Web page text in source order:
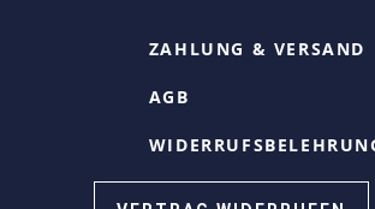
ZAHLUNG & VERSAND
AGB